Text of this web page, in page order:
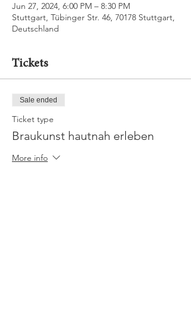
Jun 27, 2024, 6:00 PM – 8:30 PM
Stuttgart, Tübinger Str. 46, 70178 Stuttgart,
Deutschland
Tickets
Sale ended
Ticket type
Braukunst hautnah erleben
More info